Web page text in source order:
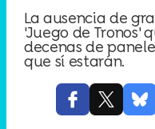
La ausencia de
'Juego de Tronos'
decenas de
que sí estarán.